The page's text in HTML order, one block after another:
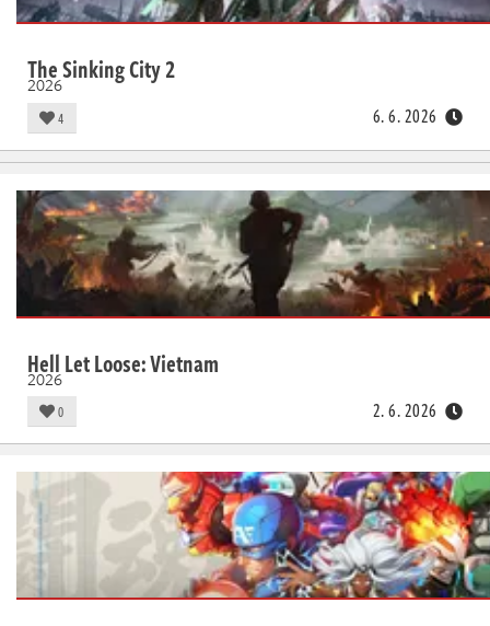
The Sinking City 2
2026
4 6. 6. 2026
Hell Let Loose: Vietnam
2026
0 2. 6. 2026